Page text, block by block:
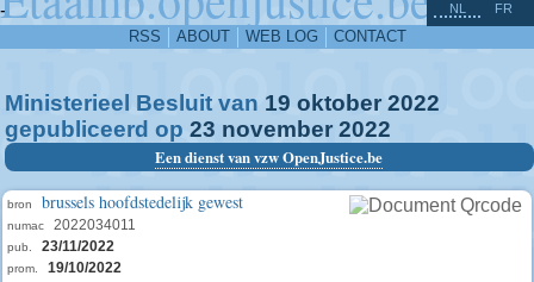
-
RSS ABOUT WEB LOG CONTACT
NL FR
Ministerieel Besluit van 19 oktober 2022
gepubliceerd op 23 november 2022
Een dienst van vzw OpenJustice.be
bron brussels hoofdstedelijk gewest
numac 2022034011
pub. 23/11/2022
prom. 19/10/2022
^